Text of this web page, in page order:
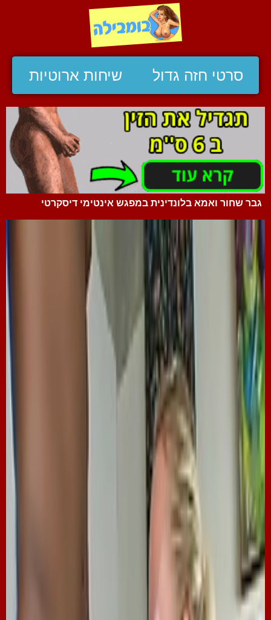
סרטי חזה גדול שיחות ארוטיות
גבר שחור ואמא בלונדינית במפגש אינטימי דיסקרטי